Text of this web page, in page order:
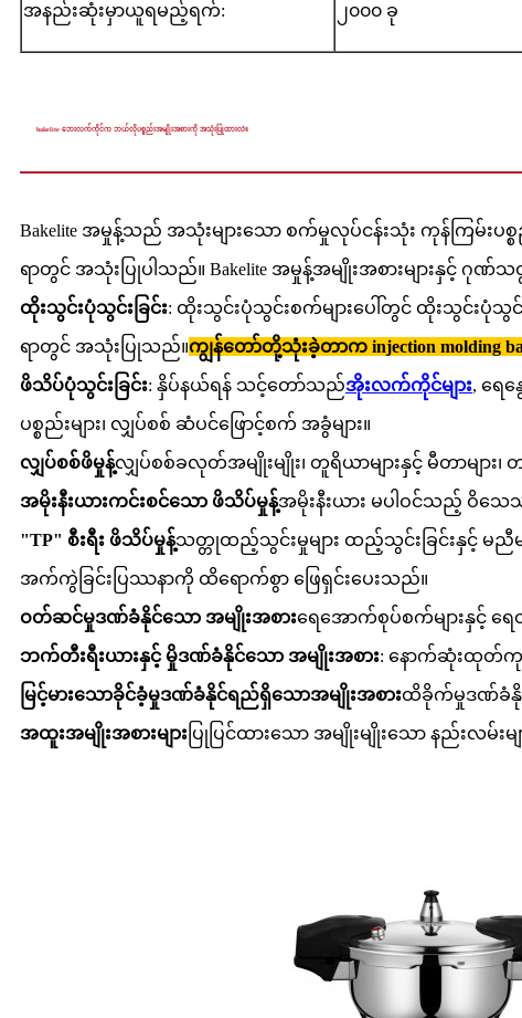
အနည်းဆုံးမှာယူရမည့်ရက်: ၂၀၀၀ ခု
bakelite ဘေးလက်ကိုင်က ဘယ်လိုပစ္စည်းအမျိုးအစားကို အသုံးပြုထားလဲ။
Bakelite အမှုန့်သည် အသုံးများသော စက်မှုလုပ်ငန်းသုံး ကုန်ကြမ်းပ
ရာတွင် အသုံးပြုပါသည်။ Bakelite အမှုန့်အမျိုးအစားများနှင့် ဂု
ထိုးသွင်းပုံသွင်းခြင်း: ထိုးသွင်းပုံသွင်းစက်များပေါ်တွင် ထိုးသွင်းပုံသွ
ရာတွင် အသုံးပြုသည်။ကျွန်တော်တို့သုံးခဲ့တာက injection molding
ဖိသိပ်ပုံသွင်းခြင်း: နှိပ်နယ်ရန် သင့်တော်သည်အိုးလက်ကိုင်များ, ရေနွ
ပစ္စည်းများ၊ လျှပ်စစ် ဆံပင်ဖြောင့်စက် အခွံများ။
လျှပ်စစ်ဖိမှုန့်လျှပ်စစ်ခလုတ်အမျိုးမျိုး၊ တူရိယာများနှင့် မီတာများ
အမိုးနီးယားကင်းစင်သော ဖိသိပ်မှုန့်အမိုးနီးယား မပါဝင်သည့် ဝိသ
"TP" စီးရီး ဖိသိပ်မှုန့်သတ္တုထည့်သွင်းမှုများ ထည့်သွင်းခြင်းနှင့် မ
အက်ကွဲခြင်းပြဿနာကို ထိရောက်စွာ ဖြေရှင်းပေးသည်။
ဝတ်ဆင်မှုဒဏ်ခံနိုင်သော အမျိုးအစားရေအောက်စုပ်စက်များနှင့် ရ
ဘက်တီးရီးယားနှင့် မှိုဒဏ်ခံနိုင်သော အမျိုးအစား: နောက်ဆုံးထုတ်ကု
မြင့်မားသောခိုင်ခံ့မှုဒဏ်ခံနိုင်ရည်ရှိသောအမျိုးအစားထိခိုက်မှုဒဏ်ခံနို
အထူးအမျိုးအစားများ ပြုပြင်ထားသော အမျိုးမျိုးသော နည်းလမ်